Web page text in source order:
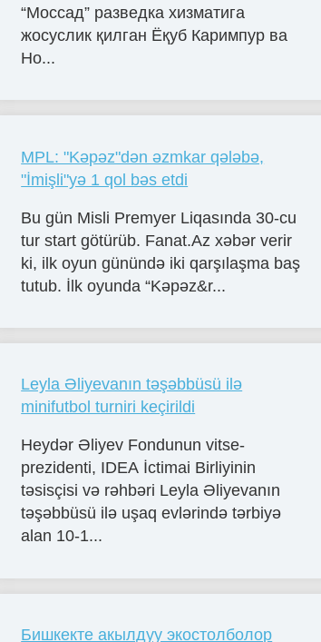
“Моссад” разведка хизматига
жосуслик қилган Ёқуб Каримпур ва
Но...
MPL: "Kəpəz"dən əzmkar qələbə,
"İmişli"yə 1 qol bəs etdi
Bu gün Misli Premyer Liqasında 30-cu
tur start götürüb. Fanat.Az xəbər verir
ki, ilk oyun günündə iki qarşılaşma baş
tutub. İlk oyunda “Kəpəz&r...
Leyla Əliyevanın təşəbbüsü ilə
minifutbol turniri keçirildi
Heydər Əliyev Fondunun vitse-
prezidenti, IDEA İctimai Birliyinin
təsisçisi və rəhbəri Leyla Əliyevanın
təşəbbüsü ilə uşaq evlərində tərbiyə
alan 10-1...
Бишкекте акылдуу экостолболор